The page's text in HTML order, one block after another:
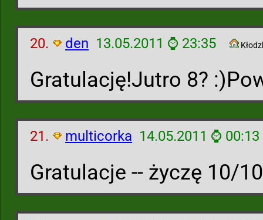
20. den 13.05.2011 ⌚ 23:35
Gratulację!Jutro 8?
21. multicorka 14.05.2011 ⌚ 00:13
Gratulacje -- życzę 10/